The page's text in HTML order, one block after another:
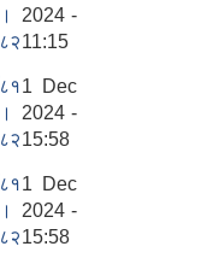
।
८२
2024 -
11:15
८१
।
८२
1 Dec
2024 -
15:58
८१
।
८२
1 Dec
2024 -
15:58